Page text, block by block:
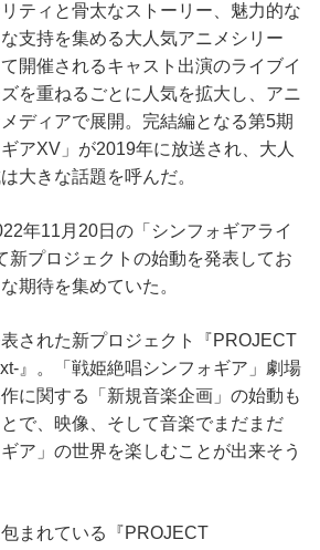
ティと骨太なストーリー、魅力的な
支持を集める大人気アニメシリー
開催されるキャスト出演のライブイ
を重ねるごとに人気を拡大し、アニ
ディアで展開。完結編となる第5期
アXV」が2019年に放送され、大人
大きな話題を呼んだ。
年11月20日の「シンフォギアライ
プロジェクトの始動を発表してお
期待を集めていた。
された新プロジェクト『PROJECT
』。「戦姫絶唱シンフォギア」劇場
に関する「新規音楽企画」の始動も
で、映像、そして音楽でまだまだ
ア」の世界を楽しむことが出来そう
まれている『PROJECT